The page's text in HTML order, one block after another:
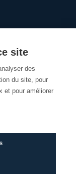
pools
settings
site
des
du site, pour
et pour améliorer